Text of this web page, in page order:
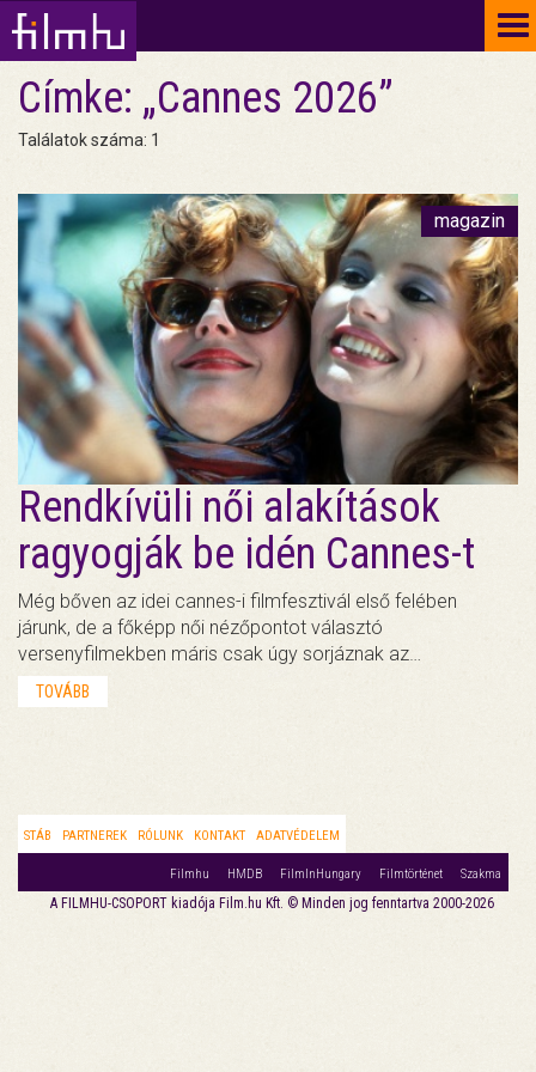
Címke: „Cannes 2026”
Találatok száma: 1
magazin
Rendkívüli női alakítások
ragyogják be idén Cannes-t
Még bőven az idei cannes-i filmfesztivál első felében
járunk, de a főképp női nézőpontot választó
versenyfilmekben máris csak úgy sorjáznak az…
TOVÁBB
STÁB PARTNEREK RÓLUNK KONTAKT ADATVÉDELEM
Filmhu HMDB FilmInHungary Filmtörténet Szakma
A FILMHU-CSOPORT kiadója Film.hu Kft. © Minden jog fenntartva 2000-2026